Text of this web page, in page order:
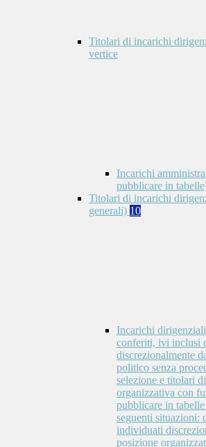
Titolari di incarichi
vertice
Incarichi
pubblicare in
Titolari di incarichi
generali) 10
Incarichi
conferiti, ivi inclusi
discrezionalmente
politico senza
selezione e titolari
organizzativa con
pubblicare in
seguenti situazioni:
individuati
posizione